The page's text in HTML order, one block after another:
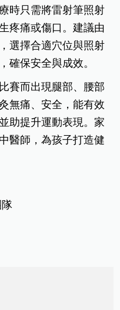
時只需將雷射筆照射
疼痛或傷口。建議由
選擇合適穴位與照射
確保安全與成效。
賽而出現腿部、腰部
無痛、安全，能有效
助提升運動表現。家
醫師，為孩子打造健